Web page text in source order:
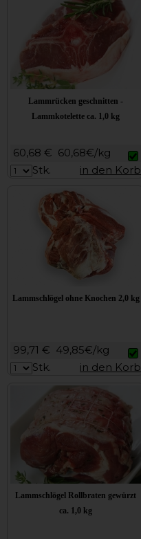
Lammrücken geschnitten -
Lammkotelette ca. 1,0 kg
60,68 € 60,68€/kg
Stk.
in den Korb
Lammschlögel ohne Knochen 2,0 kg
99,71 € 49,85€/kg
Stk.
in den Korb
Lammschlögel Rollbraten gewürzt
ca. 1,0 kg